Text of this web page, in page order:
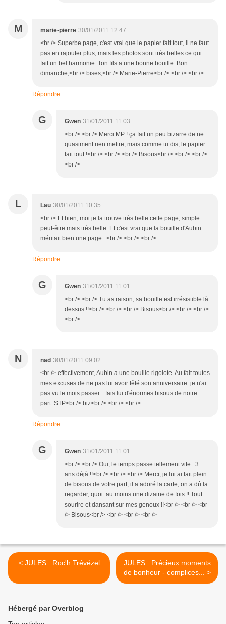
M marie-pierre 30/01/2011 12:47
<br /> Superbe page, c'est vrai que le papier fait tout, il ne faut
pas en rajouter plus, mais les photos sont très belles ce qui
fait un bel harmonie. Ton fils a une bonne bouille. Bon
dimanche,<br /> bises,<br /> Marie-Pierre<br /> <br /> <br />
Répondre
G Gwen 31/01/2011 11:03
<br /> <br /> Merci MP ! ça fait un peu bizarre de ne
quasiment rien mettre, mais comme tu dis, le papier
fait tout !<br /> <br /> <br /> Bisous<br /> <br /> <br />
<br />
L Lau 30/01/2011 10:35
<br /> Et bien, moi je la trouve très belle cette page; simple
peut-être mais très belle. Et c'est vrai que la bouille d'Aubin
méritait bien une page...<br /> <br /> <br />
Répondre
G Gwen 31/01/2011 11:01
<br /> <br /> Tu as raison, sa bouille est irrésistible là
dessus !!<br /> <br /> <br /> Bisous<br /> <br /> <br />
<br />
N nad 30/01/2011 09:02
<br /> effectivement, Aubin a une bouille rigolote. Au fait toutes
mes excuses de ne pas lui avoir fêté son anniversaire. je n'ai
pas vu le mois passer... fais lui d'énormes bisous de notre
part. STP<br /> biz<br /> <br /> <br />
Répondre
G Gwen 31/01/2011 11:01
<br /> <br /> Oui, le temps passe tellement vite...3
ans déjà !!<br /> <br /> <br /> Merci, je lui ai fait plein
de bisous de votre part, il a adoré la carte, on a dû la
regarder, quoi..au moins une dizaine de fois !! Tout
sourire et dansant sur mes genoux !!<br /> <br /> <br
/> Bisous<br /> <br /> <br /> <br />
< JULES : Roc'h Trévézel
JULES : Précieux moments
de bonheur - complices... >
Hébergé par Overblog